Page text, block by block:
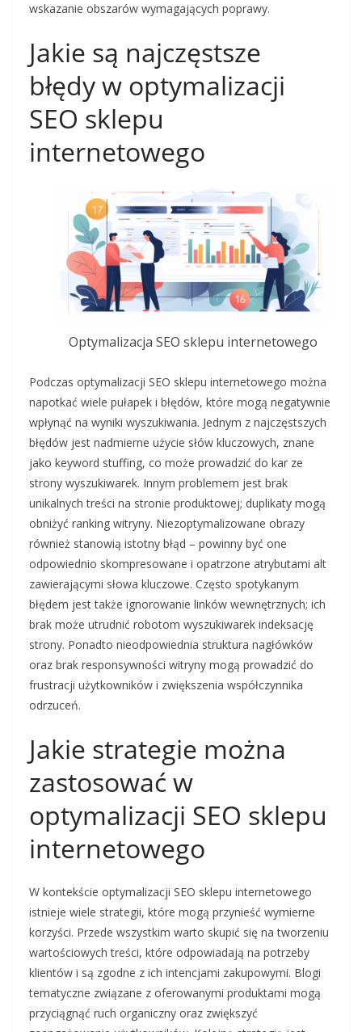
wskazanie obszarów wymagających poprawy.
Jakie są najczęstsze
błędy w optymalizacji
SEO sklepu
internetowego
Optymalizacja SEO sklepu internetowego
Podczas optymalizacji SEO sklepu internetowego można
napotkać wiele pułapek i błędów, które mogą negatywnie
wpłynąć na wyniki wyszukiwania. Jednym z najczęstszych
błędów jest nadmierne użycie słów kluczowych, znane
jako keyword stuffing, co może prowadzić do kar ze
strony wyszukiwarek. Innym problemem jest brak
unikalnych treści na stronie produktowej; duplikaty mogą
obniżyć ranking witryny. Niezoptymalizowane obrazy
również stanowią istotny błąd – powinny być one
odpowiednio skompresowane i opatrzone atrybutami alt
zawierającymi słowa kluczowe. Często spotykanym
błędem jest także ignorowanie linków wewnętrznych; ich
brak może utrudnić robotom wyszukiwarek indeksację
strony. Ponadto nieodpowiednia struktura nagłówków
oraz brak responsywności witryny mogą prowadzić do
frustracji użytkowników i zwiększenia współczynnika
odrzuceń.
Jakie strategie można
zastosować w
optymalizacji SEO sklepu
internetowego
W kontekście optymalizacji SEO sklepu internetowego
istnieje wiele strategii, które mogą przynieść wymierne
korzyści. Przede wszystkim warto skupić się na tworzeniu
wartościowych treści, które odpowiadają na potrzeby
klientów i są zgodne z ich intencjami zakupowymi. Blogi
tematyczne związane z oferowanymi produktami mogą
przyciągnąć ruch organiczny oraz zwiększyć